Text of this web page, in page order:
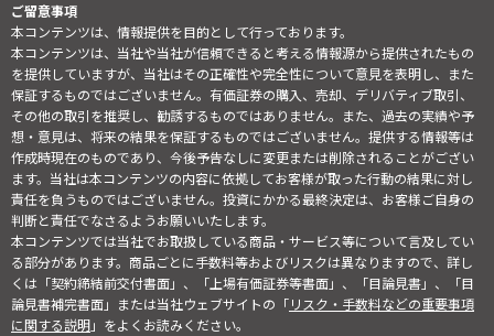
ご留意事項
本コンテンツは、情報提供を目的として行っております。
本コンテンツは、当社や当社が信頼できると考える情報源から提供されたもの
を提供していますが、当社はその正確性や完全性について意見を表明し、また
保証するものではございません。有価証券の購入、売却、デリバティブ取引、
その他の取引を推奨し、勧誘するものではありません。また、過去の実績や予
想・意見は、将来の結果を保証するものではございません。提供する情報等は
作成時現在のものであり、今後予告なしに変更または削除されることがござい
ます。当社は本コンテンツの内容に依拠してお客様が取った行動の結果に対し
責任を負うものではございません。投資にかかる最終決定は、お客様ご自身の
判断と責任でなさるようお願いいたします。
本コンテンツでは当社でお取扱している商品・サービス等について言及してい
る部分があります。商品ごとに手数料等およびリスクは異なりますので、詳し
くは「契約締結前交付書面」、「上場有価証券等書面」、「目論見書」、「目
論見書補完書面」または当社ウェブサイトの「リスク・手数料などの重要事項
に関する説明」をよくお読みください。